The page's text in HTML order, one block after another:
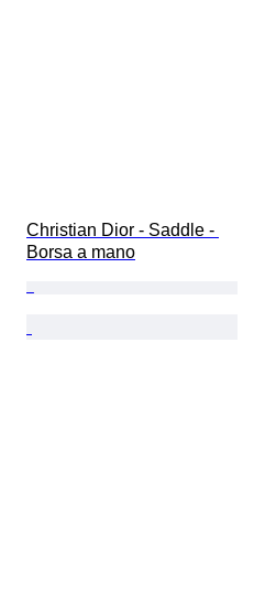
Christian Dior - Saddle -
Borsa a mano